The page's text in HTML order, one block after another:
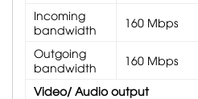
Incoming
bandwidth
160 Mbps
Outgoing
bandwidth
160 Mbps
Video/ Audio output